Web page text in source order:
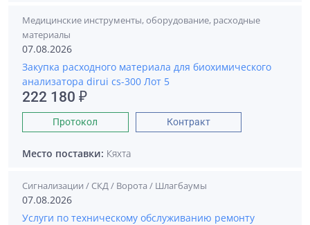
Медицинские инструменты, оборудование, расходные
материалы
07.08.2026
Закупка расходного материала для биохимического
анализатора dirui cs-300 Лот 5
222 180 ₽
Протокол Контракт
Место поставки: Кяхта
Сигнализации / СКД / Ворота / Шлагбаумы
07.08.2026
Услуги по техническому обслуживанию ремонту